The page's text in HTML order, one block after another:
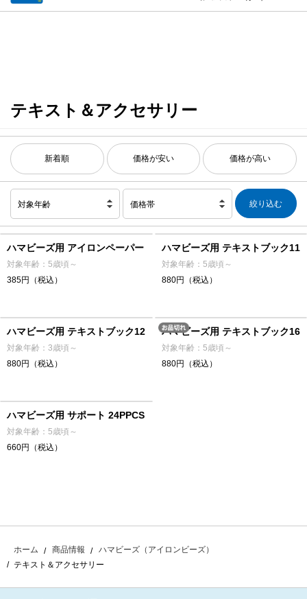
テキスト＆アクセサリー
新着順 価格が安い 価格が高い
対象年齢 価格帯
ハマビーズ用 アイロンペーパー
対象年齢：5歳頃～
385円（税込）
ハマビーズ用 テキストブック11
対象年齢：5歳頃～
880円（税込）
ハマビーズ用 テキストブック12
対象年齢：3歳頃～
880円（税込）
ハマビーズ用 テキストブック16
対象年齢：5歳頃～
880円（税込）
ハマビーズ用 サポート 24PPCS
対象年齢：5歳頃～
660円（税込）
ホーム 商品情報
ハマビーズ（アイロンビーズ）
テキスト＆アクセサリー